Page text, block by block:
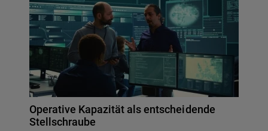
Operative Kapazität als entscheidende
Stellschraube